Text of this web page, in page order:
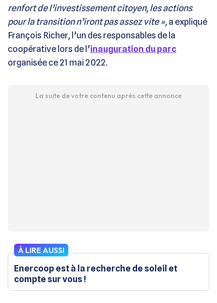
renfort de l’investissement citoyen, les actions
pour la transition n’iront pas assez vite »,a expliqué
François Richer, l’un des responsables de la
coopérative lors de l’inauguration du parc
organisée ce 21 mai 2022.
La suite de votre contenu après cette annonce
À LIRE AUSSI
Enercoop est à la recherche de soleil et
compte sur vous !